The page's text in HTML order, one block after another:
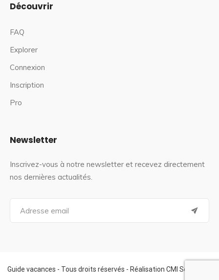
Découvrir
FAQ
Explorer
Connexion
Inscription
Pro
Newsletter
Inscrivez-vous à notre newsletter et recevez directement
nos dernières actualités.
a
f
o
Guide vacances - Tous droits réservés - Réalisation CMI Services